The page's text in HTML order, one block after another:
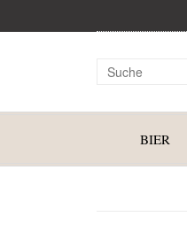
BIER